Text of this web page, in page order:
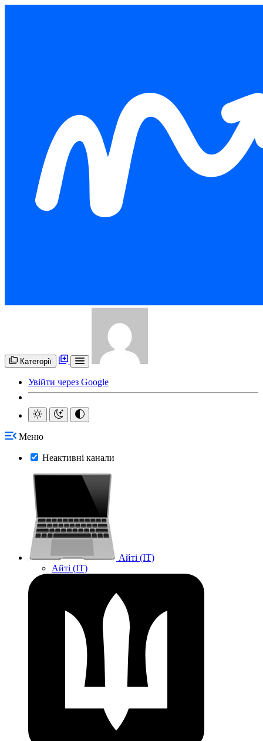
Категорії
Увійти через Google
Меню
Неактивні канали
Айті (IT)
Айті (IT)